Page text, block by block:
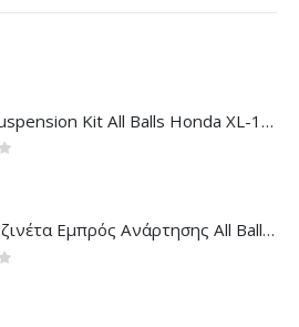
Front Suspension Kit All Balls Honda XL-1000V Varadero
Κιτ Κουζινέτα Εμπρός Ανάρτησης All Balls Honda CBR-1100XX Blackbird